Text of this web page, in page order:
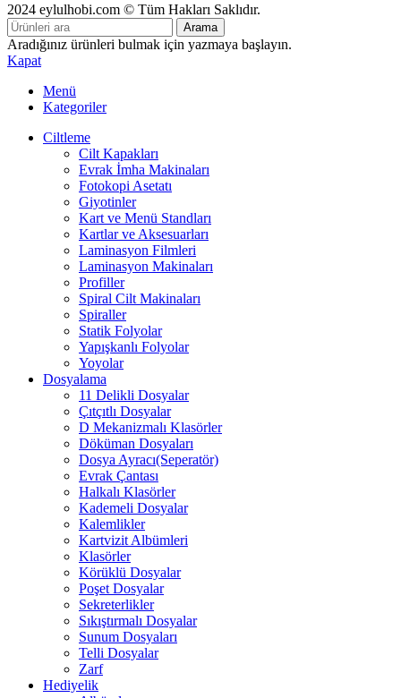
2024 eylulhobi.com © Tüm Hakları Saklıdır.
Arama
Aradığınız ürünleri bulmak için yazmaya başlayın.
Kapat
Menü
Kategoriler
Ciltleme
Cilt Kapakları
Evrak İmha Makinaları
Fotokopi Asetatı
Giyotinler
Kart ve Menü Standları
Kartlar ve Aksesuarları
Laminasyon Filmleri
Laminasyon Makinaları
Profiller
Spiral Cilt Makinaları
Spiraller
Statik Folyolar
Yapışkanlı Folyolar
Yoyolar
Dosyalama
11 Delikli Dosyalar
Çıtçıtlı Dosyalar
D Mekanizmalı Klasörler
Döküman Dosyaları
Dosya Ayracı(Seperatör)
Evrak Çantası
Halkalı Klasörler
Kademeli Dosyalar
Kalemlikler
Kartvizit Albümleri
Klasörler
Körüklü Dosyalar
Poşet Dosyalar
Sekreterlikler
Sıkıştırmalı Dosyalar
Sunum Dosyaları
Telli Dosyalar
Zarf
Hediyelik